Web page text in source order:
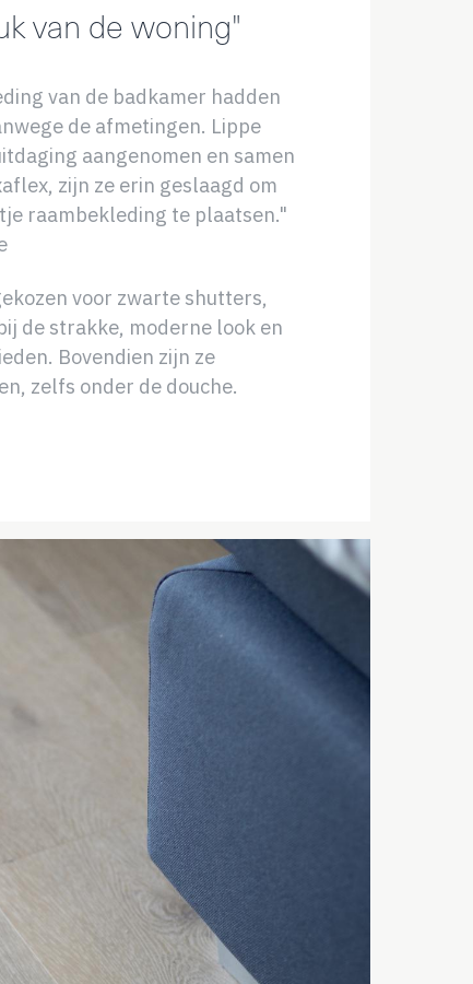
van de woning"
van de badkamer hadden
de afmetingen. Lippe
aangenomen en samen
zijn ze erin geslaagd om
raambekleding te plaatsen."
voor zwarte shutters,
de strakke, moderne look en
Bovendien zijn ze
zelfs onder de douche.